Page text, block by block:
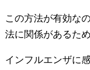
この方法が有効な
法に関係があるため
インフルエンザに